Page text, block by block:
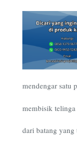
mendengar satu
membisik telinga
dari batang yang